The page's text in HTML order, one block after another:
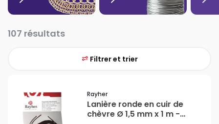
107 résultats
Filtrer et trier
Rayher
Lanière ronde en cuir de
chèvre Ø 1,5 mm x 1 m -